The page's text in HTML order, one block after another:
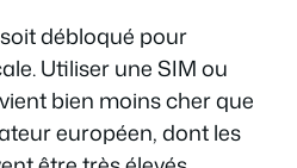
débloqué pour
Utiliser une SIM ou
bien moins cher que
européen, dont les